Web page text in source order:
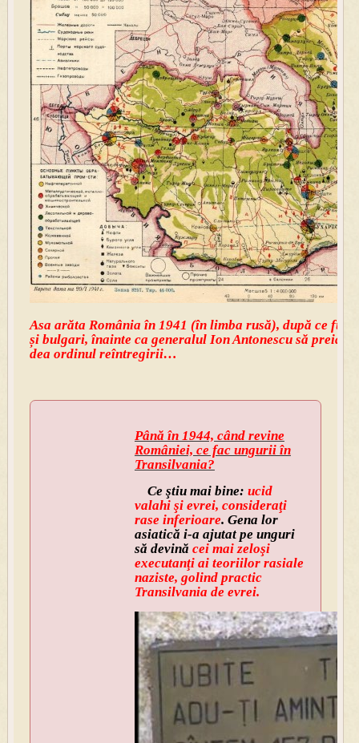
Asa arăta România în 1941 (în limba rusă), după ce
și bulgari, înainte ca generalul Ion Antonescu să preia
dea ordinul reîntregirii…
Până în 1944, când revine
României, ce fac ungurii în
Transilvania?
Ce ştiu mai bine: ucid
valahi şi evrei, consideraţi
rase inferioare. Gena lor
asiatică i-a ajutat pe unguri
să devină cei mai zeloşi
executanţi ai teoriilor rasiale
naziste, golind practic
Transilvania de evrei.